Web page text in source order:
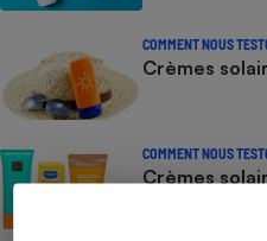
COMMENT NOUS
Crèmes
COMMENT NOUS
Crèmes